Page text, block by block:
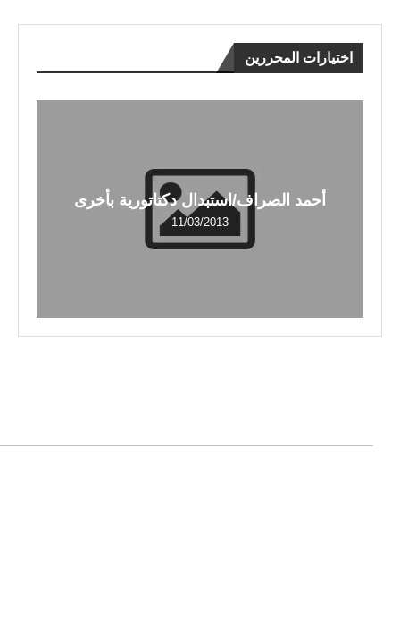
اختيارات المحررين
أحمد الصراف/استبدال دكتاتورية بأخرى
11/03/2013